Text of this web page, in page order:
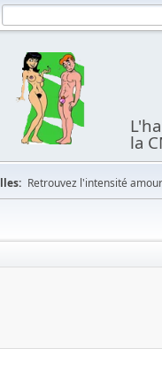
la
Retrouvez l'intensité